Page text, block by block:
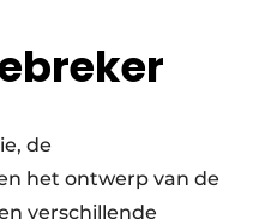
de
het ontwerp van de
verschillende